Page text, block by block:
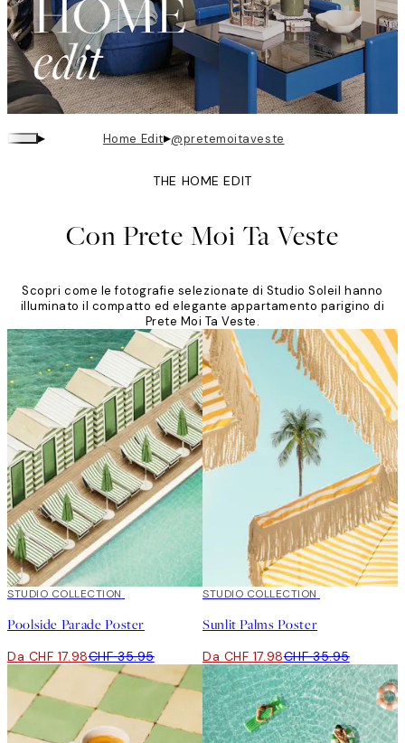
▸ Home Edit▸@pretemoitaveste
THE HOME EDIT
Con Prete Moi Ta Veste
Scopri come le fotografie selezionate di Studio Soleil hanno
illuminato il compatto ed elegante appartamento parigino di
Prete Moi Ta Veste.
50%*
STUDIO COLLECTION
Poolside Parade Poster
Da CHF 17.98CHF 35.95
50%*
STUDIO COLLECTION
Sunlit Palms Poster
Da CHF 17.98CHF 35.95